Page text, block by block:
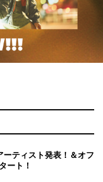
ーティスト発表！＆オフ
ート！